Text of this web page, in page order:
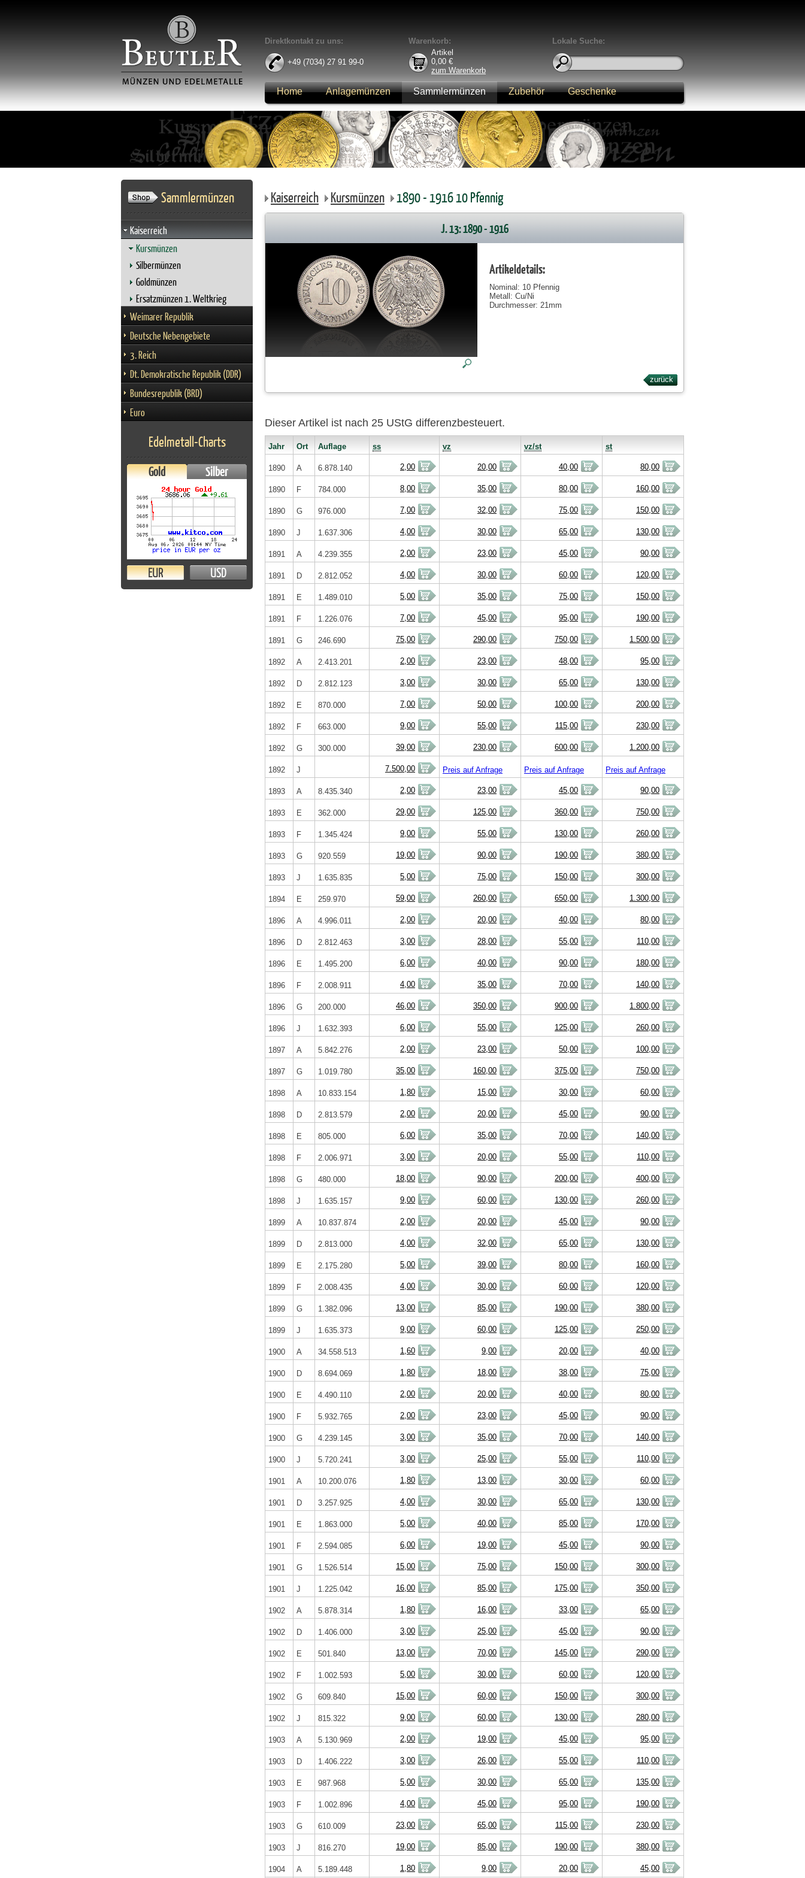
Direktkontakt zu uns:
+49 (7034) 27 91 99-0
Warenkorb:
Artikel
0,00 €
zum Warenkorb
Lokale Suche:
Home Anlagemünzen Sammlermünzen Zubehör Geschenke
Anmelden
Sammlermünzen
Kaiserreich
Kursmünzen
Silbermünzen
Goldmünzen
Ersatzmünzen 1. Weltkrieg
Weimarer Republik
Deutsche Nebengebiete
3. Reich
Dt. Demokratische Republik (DDR)
Bundesrepublik (BRD)
Euro
Edelmetall-Charts
Gold Silber
EUR USD
Kaiserreich Kursmünzen 1890 - 1916 10 Pfennig
J. 13: 1890 - 1916
Artikeldetails:
Nominal: 10 Pfennig
Metall: Cu/Ni
Durchmesser: 21mm
zurück
Dieser Artikel ist nach 25 UStG differenzbesteuert.
Jahr Ort Auflage ss vz vz/st st
1890 A 6.878.140 2,00 20,00 40,00 80,00
1890 F 784.000 8,00 35,00 80,00 160,00
1890 G 976.000 7,00 32,00 75,00 150,00
1890 J 1.637.306 4,00 30,00 65,00 130,00
1891 A 4.239.355 2,00 23,00 45,00 90,00
1891 D 2.812.052 4,00 30,00 60,00 120,00
1891 E 1.489.010 5,00 35,00 75,00 150,00
1891 F 1.226.076 7,00 45,00 95,00 190,00
1891 G 246.690 75,00 290,00 750,00 1.500,00
1892 A 2.413.201 2,00 23,00 48,00 95,00
1892 D 2.812.123 3,00 30,00 65,00 130,00
1892 E 870.000 7,00 50,00 100,00 200,00
1892 F 663.000 9,00 55,00 115,00 230,00
1892 G 300.000 39,00 230,00 600,00 1.200,00
1892 J 7.500,00 Preis auf Anfrage Preis auf Anfrage Preis auf Anfrage
1893 A 8.435.340 2,00 23,00 45,00 90,00
1893 E 362.000 29,00 125,00 360,00 750,00
1893 F 1.345.424 9,00 55,00 130,00 260,00
1893 G 920.559 19,00 90,00 190,00 380,00
1893 J 1.635.835 5,00 75,00 150,00 300,00
1894 E 259.970 59,00 260,00 650,00 1.300,00
1896 A 4.996.011 2,00 20,00 40,00 80,00
1896 D 2.812.463 3,00 28,00 55,00 110,00
1896 E 1.495.200 6,00 40,00 90,00 180,00
1896 F 2.008.911 4,00 35,00 70,00 140,00
1896 G 200.000 46,00 350,00 900,00 1.800,00
1896 J 1.632.393 6,00 55,00 125,00 260,00
1897 A 5.842.276 2,00 23,00 50,00 100,00
1897 G 1.019.780 35,00 160,00 375,00 750,00
1898 A 10.833.154 1,80 15,00 30,00 60,00
1898 D 2.813.579 2,00 20,00 45,00 90,00
1898 E 805.000 6,00 35,00 70,00 140,00
1898 F 2.006.971 3,00 20,00 55,00 110,00
1898 G 480.000 18,00 90,00 200,00 400,00
1898 J 1.635.157 9,00 60,00 130,00 260,00
1899 A 10.837.874 2,00 20,00 45,00 90,00
1899 D 2.813.000 4,00 32,00 65,00 130,00
1899 E 2.175.280 5,00 39,00 80,00 160,00
1899 F 2.008.435 4,00 30,00 60,00 120,00
1899 G 1.382.096 13,00 85,00 190,00 380,00
1899 J 1.635.373 9,00 60,00 125,00 250,00
1900 A 34.558.513 1,60 9,00 20,00 40,00
1900 D 8.694.069 1,80 18,00 38,00 75,00
1900 E 4.490.110 2,00 20,00 40,00 80,00
1900 F 5.932.765 2,00 23,00 45,00 90,00
1900 G 4.239.145 3,00 35,00 70,00 140,00
1900 J 5.720.241 3,00 25,00 55,00 110,00
1901 A 10.200.076 1,80 13,00 30,00 60,00
1901 D 3.257.925 4,00 30,00 65,00 130,00
1901 E 1.863.000 5,00 40,00 85,00 170,00
1901 F 2.594.085 6,00 19,00 45,00 90,00
1901 G 1.526.514 15,00 75,00 150,00 300,00
1901 J 1.225.042 16,00 85,00 175,00 350,00
1902 A 5.878.314 1,80 16,00 33,00 65,00
1902 D 1.406.000 3,00 25,00 45,00 90,00
1902 E 501.840 13,00 70,00 145,00 290,00
1902 F 1.002.593 5,00 30,00 60,00 120,00
1902 G 609.840 15,00 60,00 150,00 300,00
1902 J 815.322 9,00 60,00 130,00 280,00
1903 A 5.130.969 2,00 19,00 45,00 95,00
1903 D 1.406.222 3,00 26,00 55,00 110,00
1903 E 987.968 5,00 30,00 65,00 135,00
1903 F 1.002.896 4,00 45,00 95,00 190,00
1903 G 610.009 23,00 65,00 115,00 230,00
1903 J 816.270 19,00 85,00 190,00 380,00
1904 A 5.189.448 1,80 9,00 20,00 45,00